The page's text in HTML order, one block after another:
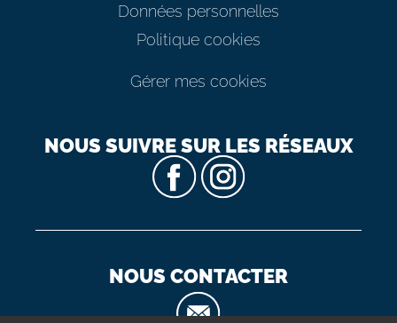
Données personnelles
Politique cookies
Gérer mes cookies
NOUS SUIVRE SUR LES RÉSEAUX
NOUS CONTACTER